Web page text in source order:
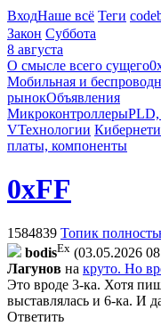
ВходНаше всё Теги
Закон Суббота
8 августа
О смысле всего сущего
Мобильная и
рынокОбъявления
МикроконтроллерыPLD,
VТехнологии
платы, компоненты
0xFF
1584839 Топик
bodisEx (03.05.2026
Лaгyнoв на круто. Но
Это вроде 3-ка. Хотя
выставлялась и 6-ка. И
Ответить